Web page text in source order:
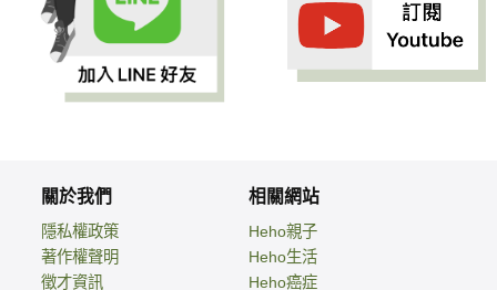
關於我們
隱私權政策
著作權聲明
徵才資訊
相關網站
Heho親子
Heho生活
Heho癌症